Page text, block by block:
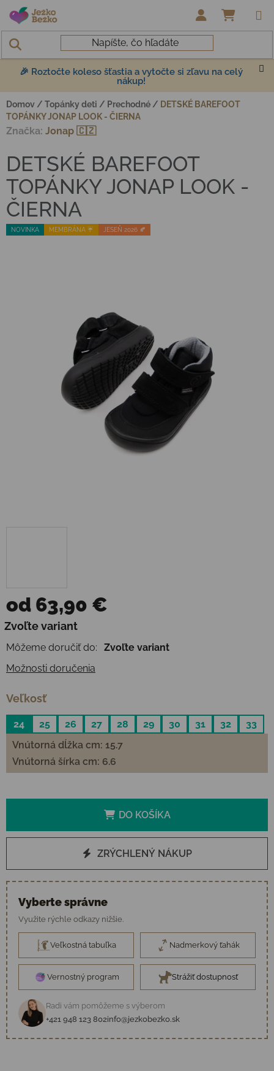
Prejsť na obsah
🎉 Roztočte koleso šťastia a vytočte si zľavu na celý
nákup!
Domov / Topánky deti / Prechodné / DETSKÉ BAREFOOT
TOPÁNKY JONAP LOOK - ČIERNA
od 63,90 €
Jednotková cena:
Zvoľte variant
Môžeme doručiť do:
Zvoľte variant
Možnosti doručenia
Veľkosť
24 25 26 27 28 29 30 31 32
33
Vnútorná dĺžka cm: 15.7
Vnútorná šírka cm: 6.6
DO KOŠÍKA
ZRÝCHLENÝ NÁKUP
Vyberte správne
Využite rýchle odkazy nižšie.
Veľkostná tabuľka Nadmerkový ťahák
Vernostný program Strážiť dostupnosť
Radi vám pomôžeme s výberom
+421 948 123 802info@jezkobezko.sk
NOVINKA MEMBRÁNA ☔️ JESEŇ 2026 🍂
DETSKÉ BAREFOOT
TOPÁNKY JONAP LOOK -
ČIERNA
Značka: Jonap 🇨🇿